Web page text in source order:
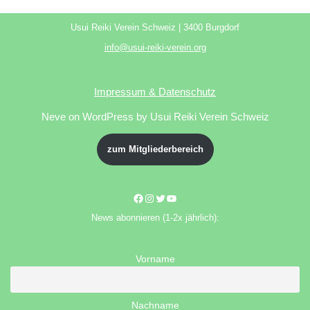
Usui Reiki Verein Schweiz | 3400 Burgdorf
info@usui-reiki-verein.org
Impressum & Datenschutz
Neveon WordPress by Usui Reiki Verein Schweiz
zum Mitgliederbereich
News abonnieren (1-2x jährlich):
Vorname
Nachname